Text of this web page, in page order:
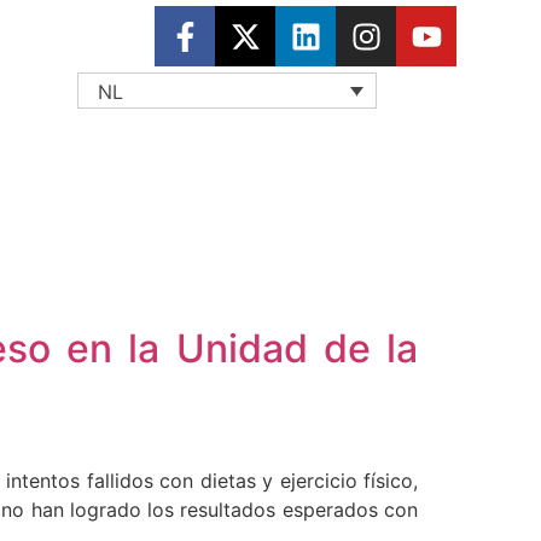
NL
en la Unidad de la
intentos fallidos con dietas y ejercicio físico,
han logrado los resultados esperados con